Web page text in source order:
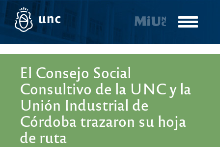
Pasar
contenido
Toggle
El Consejo Social
Consultivo de la UNC y la
Unión Industrial de
Córdoba trazaron su hoja
de ruta